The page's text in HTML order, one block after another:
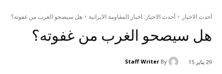
أحدث الاخبار أحدث الاخبار: اخبار المقاومة الايرانية هل سيصحو الغرب من غفوته؟
هل سيصحو الغرب من غفوته؟
29 يناير 15 By
Staff Writer